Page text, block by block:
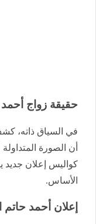
حقيقة زواج
في السياق ذاته،
أن الصورة
كواليس إعلان جديد
الأساس.
إعلان أحمد حاتم